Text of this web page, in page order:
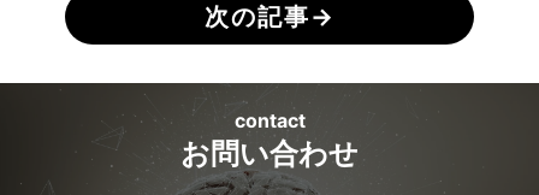
次の記事→
お問い合わせ
contact